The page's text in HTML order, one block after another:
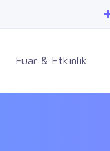
Fuar & Etkinlik